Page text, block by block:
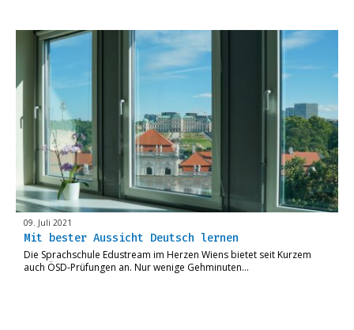
09. Juli 2021
Mit bester Aussicht Deutsch lernen
Die Sprachschule Edustream im Herzen Wiens bietet seit Kurzem
auch ÖSD-Prüfungen an. Nur wenige Gehminuten…